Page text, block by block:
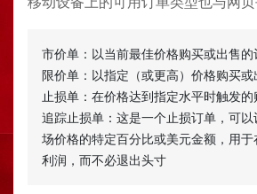
市价单：以当前最佳价格购买或出售的
限价单：以指定（或更高）价格购买
止损单：在价格达到指定水平时触发
追踪止损单：这是一个止损订单，可
场价格的特定百分比或美元金额，用
利润，而不必退出头寸